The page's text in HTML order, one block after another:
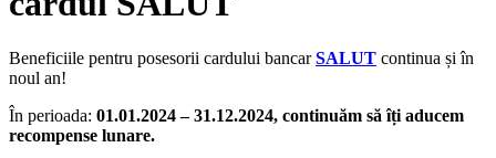
Beneficiile pentru posesorii cardului bancarSALUT continua și în
noul an!
În perioada: 01.01.2024 – 31.12.2024, continuăm să îți aducem
recompense lunare.